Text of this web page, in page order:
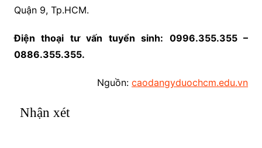
Quận 9, Tp.HCM.
Điện thoại tư vấn tuyển sinh: 0996.355.355 –
0886.355.355.
Nguồn:caodangyduochcm.edu.vn
Nhận xét